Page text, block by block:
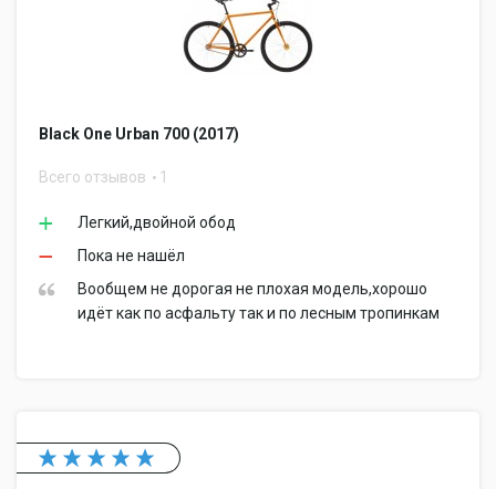
Black One Urban 700 (2017)
Всего отзывов 1
Легкий,двойной обод
Пока не нашёл
Вообщем не дорогая не плохая модель,хорошо
идёт как по асфальту так и по лесным тропинкам